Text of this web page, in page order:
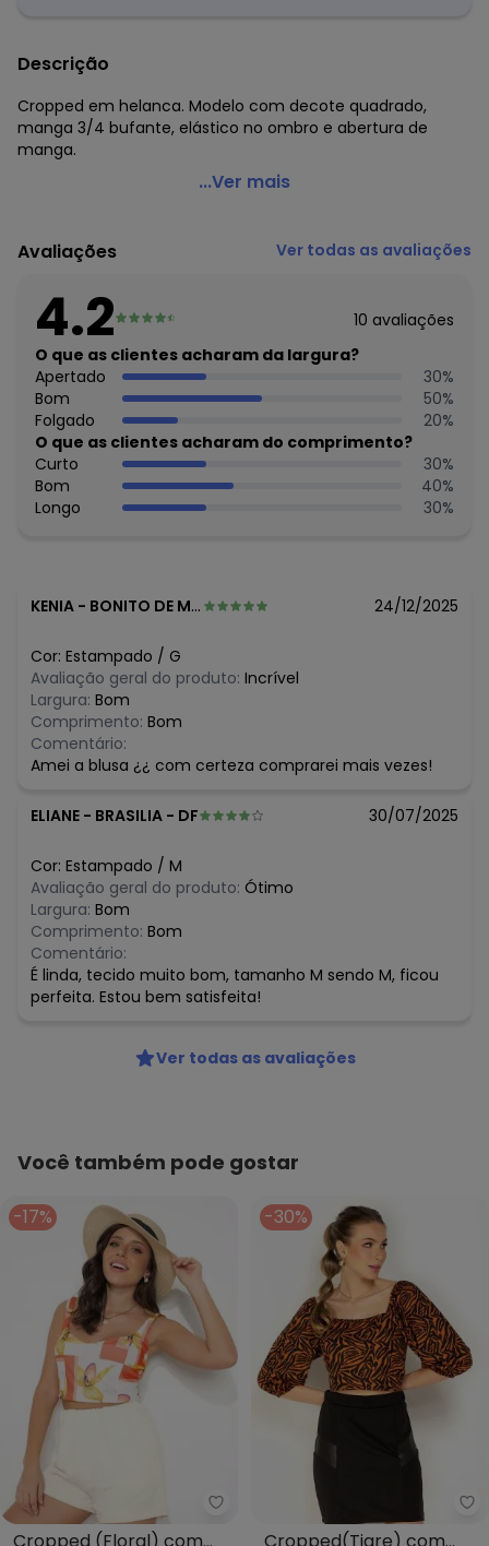
Descrição
Cropped em helanca. Modelo com decote quadrado,
manga 3/4 bufante, elástico no ombro e abertura de
manga.
Moda Pop - CroppedTigre com Decote Quadrado e
Código do produto: 3575090
Modelagem: Solto
Modelo da manga: Bufante
Comprimento: Cropped
Decote frente: Quadrado
Decote costas: Quadrado
Complemento: Elástico
Tecido: Helanca
Composição: Conforme imagem etiqueta
Histórico de preços
O preço apresentado abaixo é o menor oferecido em
junho/2026 R$ 33,33
abril/2026
março/2026
fevereiro/2026
...Ver mais
Avaliações Ver todas as avaliações
4.2 10 avaliações
O que as clientes acharam da largura?
Apertado
30%
Bom
50%
Folgado
20%
O que as clientes acharam do comprimento?
Curto
30%
Bom
40%
Longo
30%
KENIA - BONITO DE MINAS - MG 24/12/2025
Cor: Estampado / G
Avaliação geral do produto: Incrível
Largura: Bom
Comprimento: Bom
Comentário:
Amei a blusa ¿¿ com certeza comprarei mais vezes!
ELIANE - BRASILIA - DF 30/07/2025
Cor: Estampado / M
Avaliação geral do produto: Ótimo
Largura: Bom
Comprimento: Bom
Comentário:
É linda, tecido muito bom, tamanho M sendo M, ficou
perfeita. Estou bem satisfeita!
Ver todas as avaliações
Você também pode gostar
-17%
Moda Pop - Cropped (Floral)
-30%